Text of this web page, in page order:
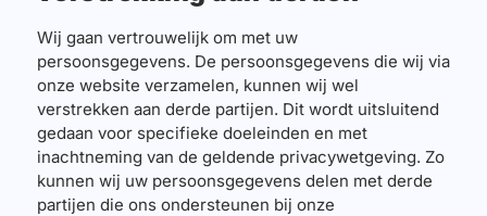
Wij gaan vertrouwelijk om met uw
persoonsgegevens. De persoonsgegevens die wij via
onze website verzamelen, kunnen wij wel
verstrekken aan derde partijen. Dit wordt uitsluitend
gedaan voor specifieke doeleinden en met
inachtneming van de geldende privacywetgeving. Zo
kunnen wij uw persoonsgegevens delen met derde
partijen die ons ondersteunen bij onze